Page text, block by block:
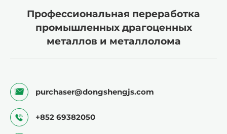
Профессиональная переработка
промышленных драгоценных
металлов и металлолома
purchaser@dongshengjs.com
+852 69382050